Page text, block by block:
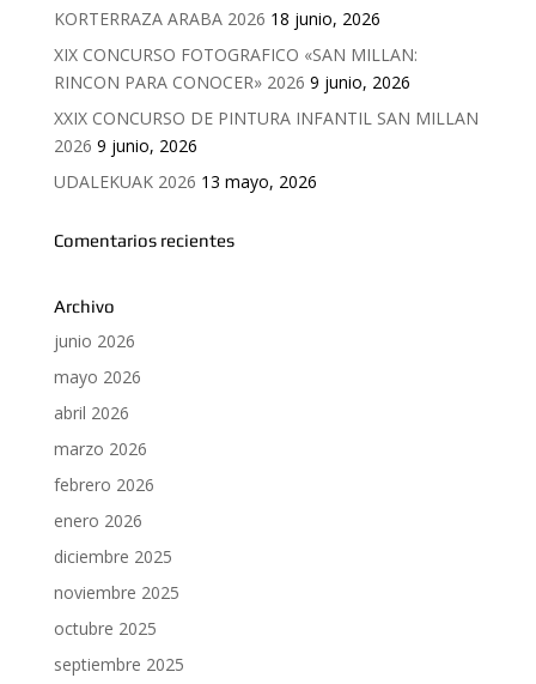
KORTERRAZA ARABA 2026 18 junio, 2026
XIX CONCURSO FOTOGRAFICO «SAN MILLAN:
RINCON PARA CONOCER» 2026 9 junio, 2026
XXIX CONCURSO DE PINTURA INFANTIL SAN MILLAN
2026 9 junio, 2026
UDALEKUAK 2026 13 mayo, 2026
Comentarios recientes
Archivo
junio 2026
mayo 2026
abril 2026
marzo 2026
febrero 2026
enero 2026
diciembre 2025
noviembre 2025
octubre 2025
septiembre 2025